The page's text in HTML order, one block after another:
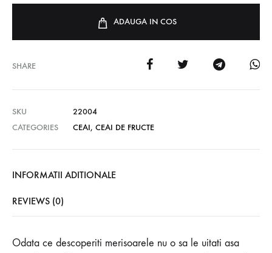
ADAUGA IN COS
SHARE
SKU
22004
CATEGORIES
CEAI, CEAI DE FRUCTE
INFORMATII ADITIONALE
REVIEWS (0)
Odata ce descoperiti merisoarele nu o sa le uitati asa